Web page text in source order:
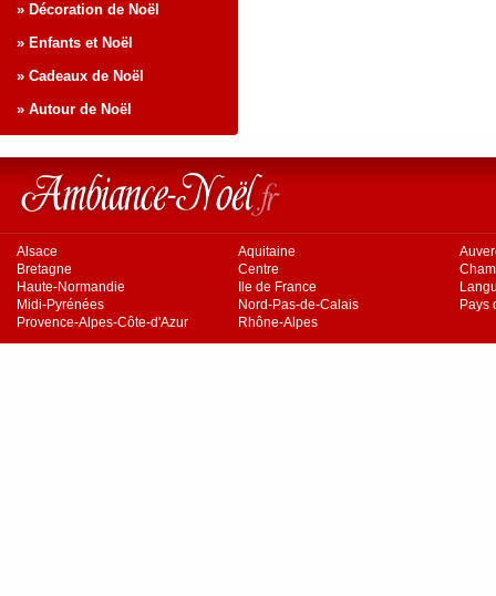
» Décoration de Noël
» Enfants et Noël
» Cadeaux de Noël
» Autour de Noël
Alsace Aquitaine
Bretagne
Centre
Haute-Normandie
Ile de France
Midi-Pyrénées
Nord-Pas-de-Calais
Pays
Provence-Alpes-Côte-d'Azur
Rhône-Alpes